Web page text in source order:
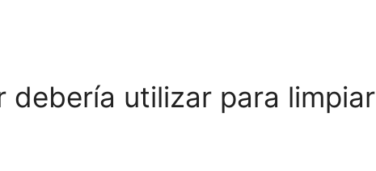
debería utilizar para limpiar